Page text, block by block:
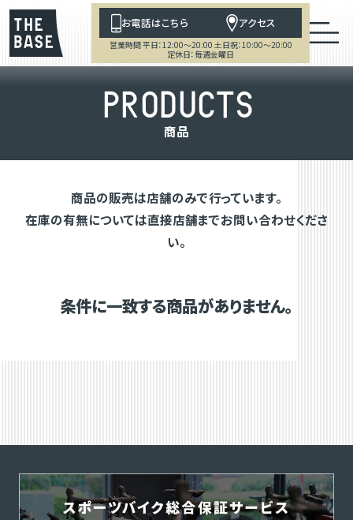
お電話はこちら アクセス
営業時間 平日：12:00～20:00 土日祝：10:00～20:00
定休日：毎週金曜日
PRODUCTS
商品
商品の販売は店舗のみで行っています。
在庫の有無については直接店舗までお問い合わせくださ
い。
条件に一致する商品がありません。